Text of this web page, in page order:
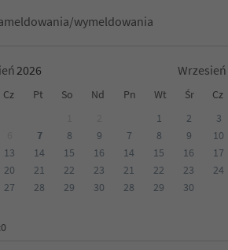
wymeldowania
Wrzesień
Cz Pt So Nd Pn Wt Śr Cz
7 8
9
13 14 15
16
20 21 22
23
27 28 29
30
1 2 3
7
8 9 10
14
15 16 17
21
22 23 24
28
29 30
0
wyżywienia Ekologiczne zakwaterowanie